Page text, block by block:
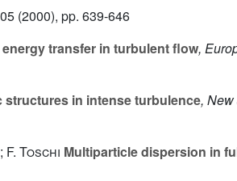
(2000), pp. 639-646
transfer in turbulent flow,
structures in intense turbulence, New
Toschi Multiparticle dispersion in